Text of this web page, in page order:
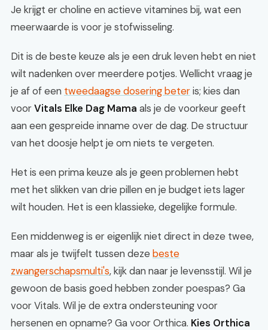
Je krijgt er choline en actieve vitamines bij, wat een
meerwaarde is voor je stofwisseling.
Dit is de beste keuze als je een druk leven hebt en niet
wilt nadenken over meerdere potjes. Wellicht vraag je
je af of een tweedaagse dosering beteris; kies dan
voorVitals Elke Dag Mama als je de voorkeur geeft
aan een gespreide inname over de dag. De structuur
van het doosje helpt je om niets te vergeten.
Het is een prima keuze als je geen problemen hebt
met het slikken van drie pillen en je budget iets lager
wilt houden. Het is een klassieke, degelijke formule.
Een middenweg is er eigenlijk niet direct in deze twee,
maar als je twijfelt tussen deze beste
zwangerschapsmulti's, kijk dan naar je levensstijl. Wil je
gewoon de basis goed hebben zonder poespas? Ga
voor Vitals. Wil je de extra ondersteuning voor
hersenen en opname? Ga voor Orthica. Kies Orthica